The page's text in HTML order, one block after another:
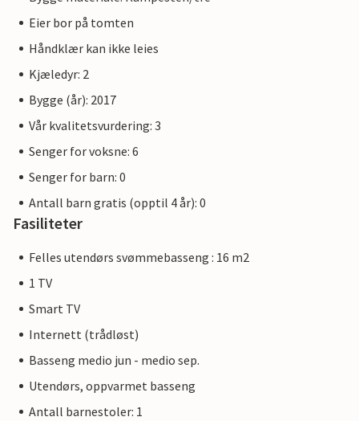
Eier bor på tomten
Håndklær kan ikke leies
Kjæledyr: 2
Bygge (år): 2017
Vår kvalitetsvurdering: 3
Senger for voksne: 6
Senger for barn: 0
Antall barn gratis (opptil 4 år): 0
Fasiliteter
Felles utendørs svømmebasseng : 16 m2
1 TV
Smart TV
Internett (trådløst)
Basseng medio jun - medio sep.
Utendørs, oppvarmet basseng
Antall barnestoler: 1